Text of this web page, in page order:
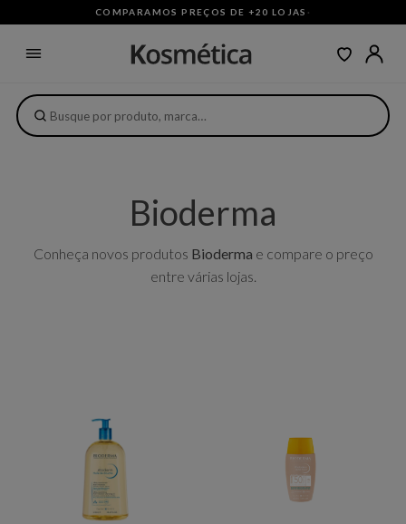
COMPARAMOS PREÇOS DE +20 LOJAS ·
Bioderma
Conheça novos produtos Bioderma e compare o preço
entre várias lojas.